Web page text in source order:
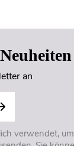
an
verwendet,